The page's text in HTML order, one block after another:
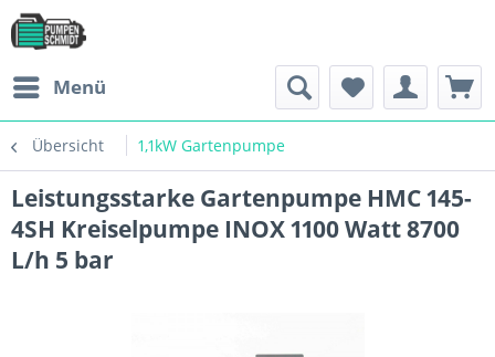
Menü
Übersicht 1,1kW Gartenpumpe
Leistungsstarke Gartenpumpe HMC 145-
4SH Kreiselpumpe INOX 1100 Watt 8700
L/h 5 bar